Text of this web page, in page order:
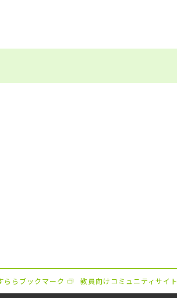
ららブックマーク 教員向けコミュニティサイト